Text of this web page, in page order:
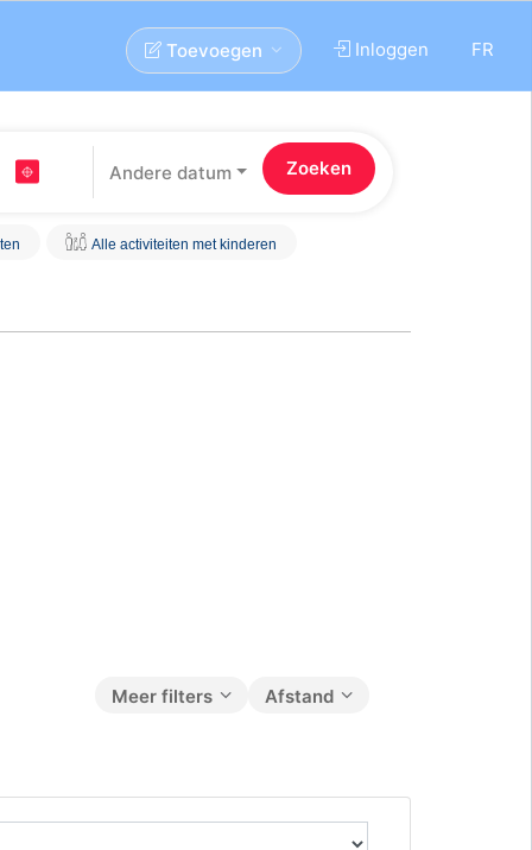
FR
Inloggen
Toevoegen
Andere datum
Alle activiteiten met kinderen
Afstand
Meer filters